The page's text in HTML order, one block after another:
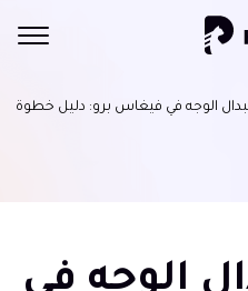
الوجه في فيغاس برو: دليل خطوة
الوجه في